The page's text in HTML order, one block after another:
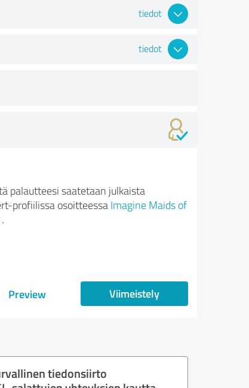
tiedot
tiedot
palautteesi saatetaan julkaista
profiilissa osoitteessa Imagine Maids of
Preview Viimeistely
tiedonsiirto